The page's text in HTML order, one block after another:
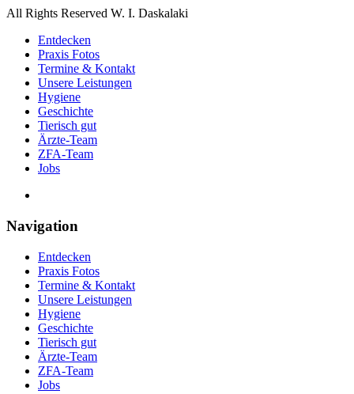
All Rights Reserved W. I. Daskalaki
Entdecken
Praxis Fotos
Termine & Kontakt
Unsere Leistungen
Hygiene
Geschichte
Tierisch gut
Ärzte-Team
ZFA-Team
Jobs
Navigation
Entdecken
Praxis Fotos
Termine & Kontakt
Unsere Leistungen
Hygiene
Geschichte
Tierisch gut
Ärzte-Team
ZFA-Team
Jobs